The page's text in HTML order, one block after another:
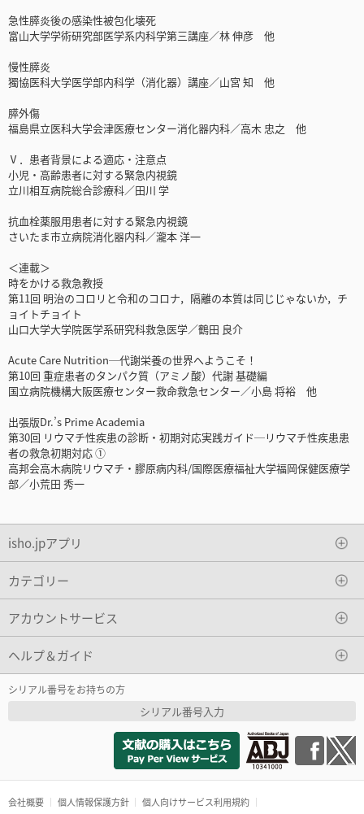
急性膵炎後の感染性被包化壊死
富山大学学術研究部医学系内科学第三講座／林 伸彦 他
慢性膵炎
獨協医科大学医学部内科学（消化器）講座／山宮 知 他
膵外傷
福島県立医科大学会津医療センター消化器内科／高木 忠之 他
Ⅴ．患者背景による適応・注意点
小児・高齢患者に対する緊急内視鏡
立川相互病院総合診療科／田川 学
抗血栓薬服用患者に対する緊急内視鏡
さいたま市立病院消化器内科／瀧本 洋一
＜連載＞
時をかける救急教授
第11回 明治のコロリと令和のコロナ，隔離の本質は同じじゃないか，チ
ョイトチョイト
山口大学大学院医学系研究科救急医学／鶴田 良介
Acute Care Nutrition─代謝栄養の世界へようこそ！
第10回 重症患者のタンパク質（アミノ酸）代謝 基礎編
国立病院機構大阪医療センター救命救急センター／小島 将裕 他
出張版Dr.’s Prime Academia
第30回 リウマチ性疾患の診断・初期対応実践ガイド─リウマチ性疾患患
者の救急初期対応 ①
高邦会高木病院リウマチ・膠原病内科/国際医療福祉大学福岡保健医療学
部／小荒田 秀一
isho.jpアプリ
カテゴリー
アカウントサービス
ヘルプ＆ガイド
シリアル番号をお持ちの方
シリアル番号入力
会社概要 個人情報保護方針
個人向けサービス利用規約